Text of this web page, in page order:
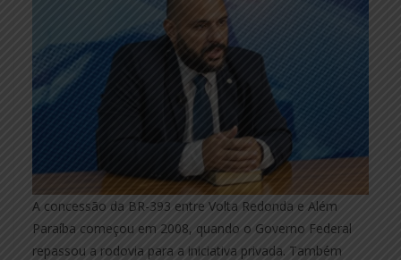
A concessão da BR-393 entre Volta Redonda e Além
Paraíba começou em 2008, quando o Governo Federal
repassou a rodovia para a iniciativa privada. Também